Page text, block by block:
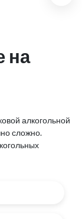
на
алкогольной
сложно.